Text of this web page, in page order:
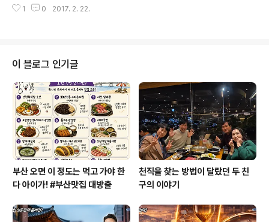
니라 사설 학원들 역시 취업진로분야의 교육이 더 강조되
(일명 직진협)에서는 올해도 매월 세 번째 목요일 특강을
택시기사로 세바시와 아침마당까지 출연하며 이름을 널리
알리게 있는 정태성 총장님을 어렵게 모셨습니다. 그 어느
때보다 감동을 받을 수 있는 귀한 시간이 되지 않을까 싶습
니다. 우리는 직업을 차별하지 않는다고 하지만 귀천의식
이 있습니다. 그래서 택시기사 하면 흔히 가볍게 보는 경향
이 있는데요. 정태성 총장님은 매일 아침 ..
1 0 2017. 2. 22.
이 블로그 인기글
부산 오면 이 정도는 먹고 가야 한
다 아이가! #부산맛집 대방출
천직을 찾는 방법이 달랐던 두 친
구의 이야기